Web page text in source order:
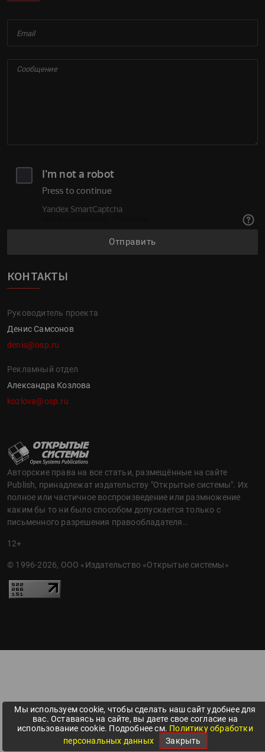
Отправить
КОНТАКТЫ
Руководитель проекта
Денис Самсонов
denis@osp.ru
Рекламный отдел
Александра Козлова
kozlova@osp.ru
Авторские права на все статьи, размещённые на сайте
Publish, принадлежат издательству "Открытые системы". Их
полное или частичное воспроизведение или размножение
каким бы то ни было способом допускается только с
письменного разрешения правообладателя..
12+
© 1996-2026, ООО «Издательство «Открытые системы»
Мы используем cookie, чтобы сделать наш сайт удобнее для
вас. Оставаясь на сайте, вы даете свое согласие на
использование cookie. Подробнее см. Политику обработки
персональных данных
Закрыть